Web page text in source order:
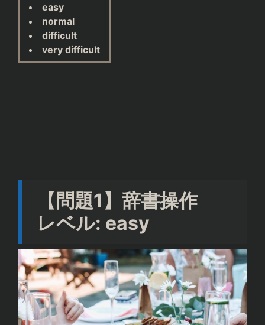
easy
normal
difficult
very difficult
【問題1】辞書操作
レベル: easy